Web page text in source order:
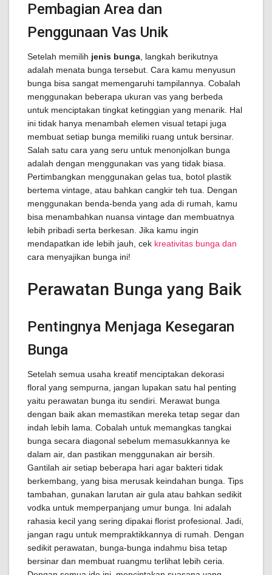
Pembagian Area dan
Penggunaan Vas Unik
Setelah memilih jenis bunga , langkah berikutnya
adalah menata bunga tersebut. Cara kamu menyusun
bunga bisa sangat memengaruhi tampilannya. Cobalah
menggunakan beberapa ukuran vas yang berbeda
untuk menciptakan tingkat ketinggian yang menarik. Hal
ini tidak hanya menambah elemen visual tetapi juga
membuat setiap bunga memiliki ruang untuk bersinar.
Salah satu cara yang seru untuk menonjolkan bunga
adalah dengan menggunakan vas yang tidak biasa.
Pertimbangkan menggunakan gelas tua, botol plastik
bertema vintage, atau bahkan cangkir teh tua. Dengan
menggunakan benda-benda yang ada di rumah, kamu
bisa menambahkan nuansa vintage dan membuatnya
lebih pribadi serta berkesan. Jika kamu ingin
mendapatkan ide lebih jauh, cek kreativitas bunga dan
cara menyajikan bunga ini!
Perawatan Bunga yang Baik
Pentingnya Menjaga Kesegaran
Bunga
Setelah semua usaha kreatif menciptakan dekorasi
floral yang sempurna, jangan lupakan satu hal penting
yaitu perawatan bunga itu sendiri. Merawat bunga
dengan baik akan memastikan mereka tetap segar dan
indah lebih lama. Cobalah untuk memangkas tangkai
bunga secara diagonal sebelum memasukkannya ke
dalam air, dan pastikan menggunakan air bersih.
Gantilah air setiap beberapa hari agar bakteri tidak
berkembang, yang bisa merusak keindahan bunga. Tips
tambahan, gunakan larutan air gula atau bahkan sedikit
vodka untuk memperpanjang umur bunga. Ini adalah
rahasia kecil yang sering dipakai florist profesional. Jadi,
jangan ragu untuk mempraktikkannya di rumah. Dengan
sedikit perawatan, bunga-bunga indahmu bisa tetap
bersinar dan membuat ruangmu terlihat lebih ceria.